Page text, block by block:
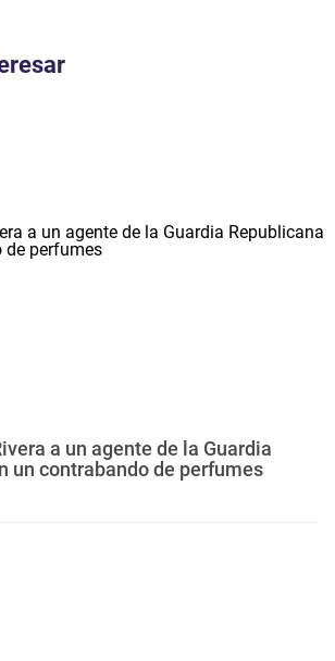
a un agente de la Guardia
un contrabando de perfumes